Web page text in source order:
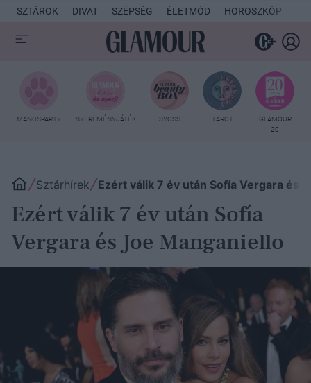
SZTÁROK DIVAT SZÉPSÉG ÉLETMÓD HOROSZKÓP
MANCSPARTY NYEREMÉNYJÁTÉK SYOSS TAROT
GLAMOUR
20
Sztárhírek Ezért válik 7 év után Sofía Vergara és
Ezért válik 7 év után Sofía
Vergara és Joe Manganiello